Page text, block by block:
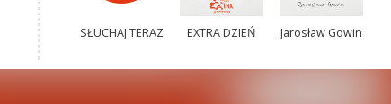
SŁUCHAJ TERAZ EXTRA DZIEŃ Jarosław Gowin